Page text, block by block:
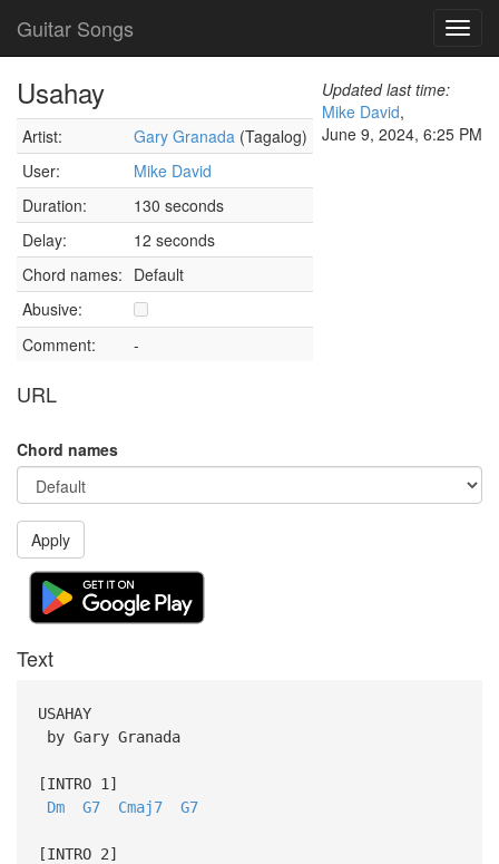
Guitar Songs
Usahay
Artist: Gary Granada (Tagalog)
User:
Mike David
Duration:
130 seconds
Delay:
12 seconds
Chord names: Default
Abusive:
Comment:
-
URL
Updated last time:
Mike David,
June 9, 2024, 6:25 PM
Chord names
Apply
Text
USAHAY
by Gary Granada
[INTRO 1]
Dm
G7 Cmaj7 G7
[INTRO 2]